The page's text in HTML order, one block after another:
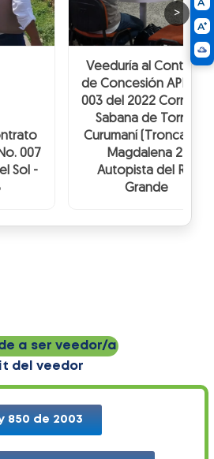
007
Sol -
Veeduría al Contrato
de Concesión APP No.
003 del 2022 Corredor
Sabana de Torres
Curumaní (Troncal del
Magdalena 2)
Autopista del Río
Grande
>
a ser veedor/a
del veedor
850 de 2003